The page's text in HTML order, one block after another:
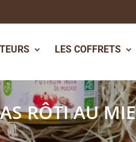
LES COFFRETS
RÔTI AU